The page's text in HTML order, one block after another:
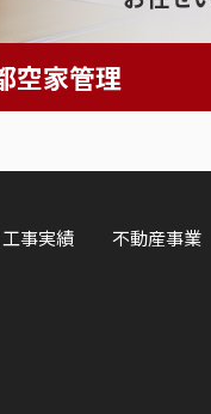
空家管理
工事実績 不動産事業